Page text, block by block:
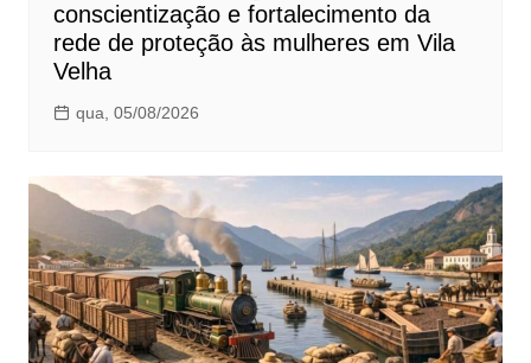
conscientização e fortalecimento da
rede de proteção às mulheres em Vila
Velha
qua, 05/08/2026